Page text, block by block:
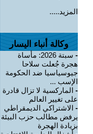
المزيد.....
وكالة أنباء اليسار
-
سبتة 2026: مأساة
هجرة جُعلت سلاحا
جيوسياسيا ضد الحكومة
الإسب ...
- الماركسية لا تزال قادرة
على تغيير العالم
- الاشتراكي الديمقراطي
يرفض مطالب حزب البيئة
بزيادة الهجرة